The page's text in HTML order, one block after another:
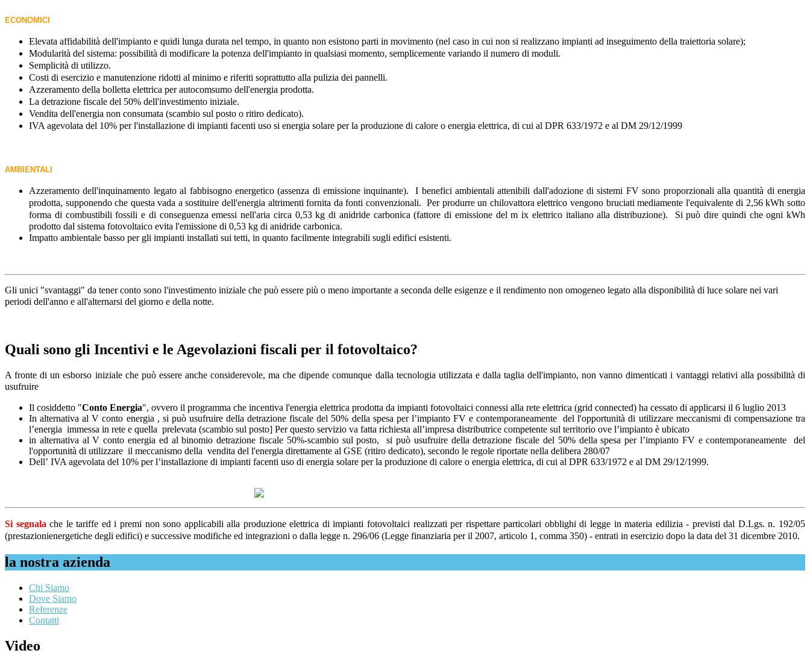
ECONOMICI
Elevata affidabilità dell'impianto e quidi lunga durata nel tempo, in quanto non esistono parti in movimento (nel caso in cui non si realizzano impianti ad inseguimento della traiettoria solare);
Modularità del sistema: possibilità di modificare la potenza dell'impianto in qualsiasi momento, semplicemente variando il numero di moduli.
Semplicità di utilizzo.
Costi di esercizio e manutenzione ridotti al minimo e riferiti soprattutto alla pulizia dei pannelli.
Azzeramento della bolletta elettrica per autocomsumo dell'energia prodotta.
La detrazione fiscale del 50% dell'investimento iniziale.
Vendita dell'energia non consumata (scambio sul posto o ritiro dedicato).
IVA agevolata del 10% per l'installazione di impianti facenti uso si energia solare per la produzione di calore o energia elettrica, di cui al DPR 633/1972 e al DM 29/12/1999
AMBIENTALI
Azzeramento dell'inquinamento legato al fabbisogno energetico (assenza di emissione inquinante).I benefici ambientali attenibili dall'adozione di sistemi FV sono proporzionali alla quantità di energia
prodotta, supponendo che questa vada a sostituire dell'energia altrimenti fornita da fonti convenzionali.Per produrre un chilovattora elettrico vengono bruciati mediamente l'equivalente di 2,56 kWh sotto
forma di combustibili fossili e di conseguenza emessi nell'aria circa 0,53 kg di anidride carbonica (fattore di emissione del m ix elettrico italiano alla distribuzione). Si può dire quindi che ogni kWh
prodotto dal sistema fotovoltaico evita l'emissione di 0,53 kg di anidride carbonica.
Impatto ambientale basso per gli impianti installati sui tetti, in quanto facilmente integrabili sugli edifici esistenti.
Gli unici "svantaggi" da tener conto sono l'investimento iniziale che può essere più o meno importante a seconda delle esigenze e il rendimento non omogeneo legato alla disponibilità di luce solare nei vari
periodi dell'anno e all'alternarsi del giorno e della notte.
Quali sono gli Incentivi e le Agevolazioni fiscali per il fotovoltaico?
A fronte di un esborso iniziale che può essere anche considerevole, ma che dipende comunque dalla tecnologia utilizzata e dalla taglia dell'impianto, non vanno dimenticati i vantaggi relativi alla possibilità di
usufruire
Il cosiddetto "Conto Energia", ovvero il programma che incentiva l'energia elettrica prodotta da impianti fotovoltaici connessi alla rete elettrica (grid connected) ha cessato di applicarsi il 6 luglio 2013
In alternativa al V conto energia , si può usufruire della detrazione fiscale del 50% della spesa per l’impianto FV e contemporaneamente del l'opportunità di utilizzare meccanismi di compensazione tra
l’energia immessa in rete e quella prelevata (scambio sul posto] Per questo servizio va fatta richiesta all’impresa distributrice competente sul territorio ove l’impianto è ubicato
in alternativa al V conto energia ed al binomio detrazione fiscale 50%-scambio sul posto, si può usufruire della detrazione fiscale del 50% della spesa per l’impianto FV e contemporaneamente del
l'opportunità di utilizzare il meccanismo della vendita del l'energia direttamente al GSE (ritiro dedicato), secondo le regole riportate nella delibera 280/07
Dell’ IVA agevolata del 10% per l’installazione di impianti facenti uso di energia solare per la produzione di calore o energia elettrica, di cui al DPR 633/1972 e al DM 29/12/1999.
Si segnala che le tariffe ed i premi non sono applicabili alla produzione elettrica di impianti fotovoltaici realizzatiper rispettare particolari obblighi di legge in materia edilizia - previsti dal D.Lgs. n. 192/05
(prestazionienergetiche degli edifici) e successive modifiche ed integrazioni o dalla legge n. 296/06 (Legge finanziaria per il 2007, articolo 1, comma 350) - entrati in esercizio dopo la data del 31 dicembre 2010.
la nostra azienda
Chi Siamo
Dove Siamo
Referenze
Contatti
Video